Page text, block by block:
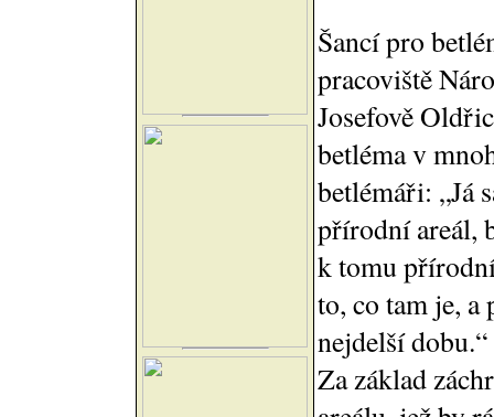
Šancí pro
pracoviště
Josefově
betléma v
betlémáři: „Já
přírodní areál,
k tomu
to, co tam je,
nejdelší dobu.“
Za základ